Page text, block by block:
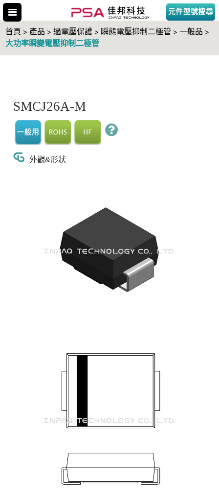
元件型號搜尋
首頁 > 產品 > 過電壓保護 > 瞬態電壓抑制二極管 > 一般品 >
大功率瞬變電壓抑制二極管
SMCJ26A-M
外觀&形狀